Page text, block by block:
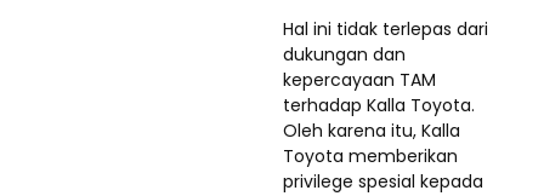
Hal ini tidak terlepas dari
dukungan dan
kepercayaan TAM
terhadap Kalla Toyota.
Oleh karena itu, Kalla
Toyota memberikan
privilege spesial kepada